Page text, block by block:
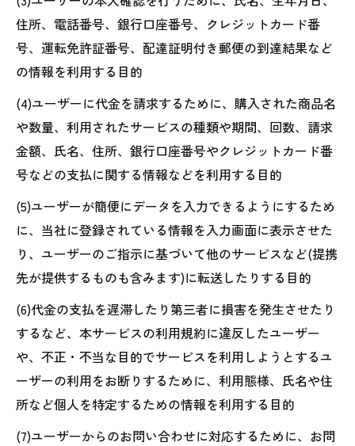
住所、電話番号、銀行口座番号、クレジットカード番
号、運転免許証番号、配達証明付き郵便の到達結果など
の情報を利用する目的
(4)ユーザーに代金を請求するために、購入された商品名
や数量、利用されたサービスの種類や期間、回数、請求
金額、氏名、住所、銀行口座番号やクレジットカード番
号などの支払に関する情報などを利用する目的
(5)ユーザーが簡便にデータを入力できるようにするため
に、当社に登録されている情報を入力画面に表示させた
り、ユーザーのご指示に基づいて他のサービスなど(提携
先が提供するものも含みます)に転送したりする目的
(6)代金の支払を遅滞したり第三者に損害を発生させたり
するなど、本サービスの利用規約に違反したユーザー
や、不正・不当な目的でサービスを利用しようとするユ
ーザーの利用をお断りするために、利用態様、氏名や住
所など個人を特定するための情報を利用する目的
(7)ユーザーからのお問い合わせに対応するために、お問